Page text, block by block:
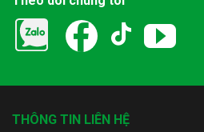
THÔNG TIN LIÊN HỆ